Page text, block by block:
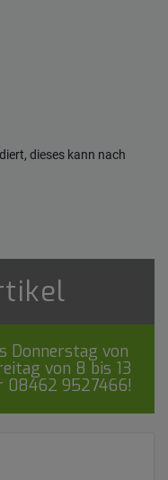
dieses kann nach
Donnerstag von
von 8 bis 13
08462 9527466!